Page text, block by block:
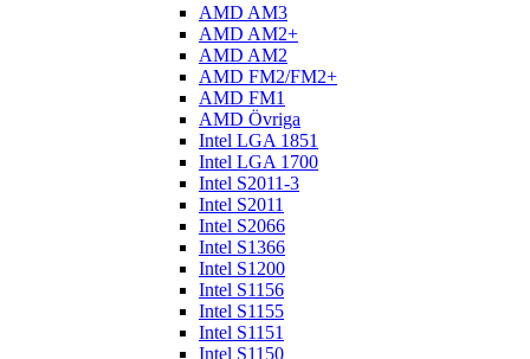
AMD AM3
AMD AM2+
AMD AM2
AMD FM2/FM2+
AMD FM1
AMD Övriga
Intel LGA 1851
Intel LGA 1700
Intel S2011-3
Intel S2011
Intel S2066
Intel S1366
Intel S1200
Intel S1156
Intel S1155
Intel S1151
Intel S1150